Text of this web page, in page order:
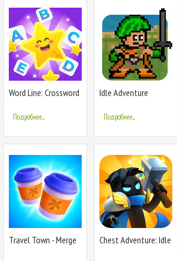
Word Line: Crossword
Подробнее...
Idle Adventure
Подробнее...
Travel Town - Merge
Chest Adventure: Idle